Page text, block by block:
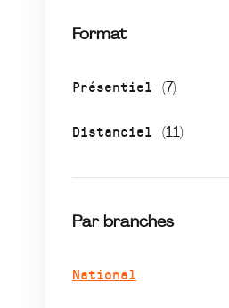
Format
Présentiel (7)
Distanciel (11)
Par branches
National